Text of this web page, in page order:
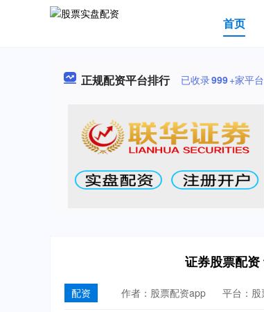
首页
正规配资平台排行 已收录999+家平台
证券股票配
配资 作者：股票配资app 平台：股